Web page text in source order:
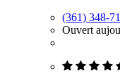
(361) 348-
Ouvert